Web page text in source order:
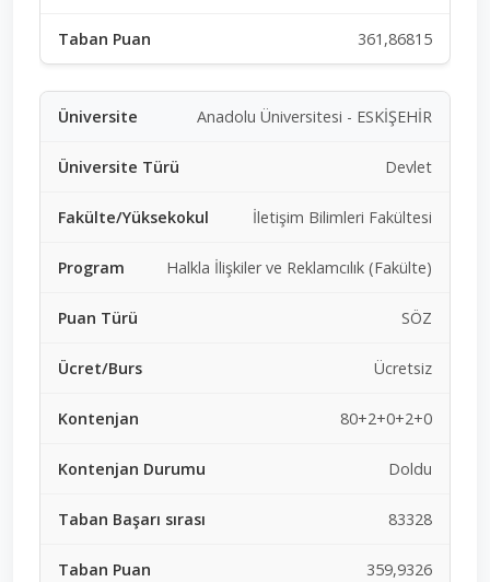
361,86815
Anadolu Üniversitesi - ESKİŞEHİR
Devlet
İletişim Bilimleri Fakültesi
Halkla İlişkiler ve Reklamcılık (Fakülte)
SÖZ
Ücretsiz
80+2+0+2+0
Doldu
83328
359,9326